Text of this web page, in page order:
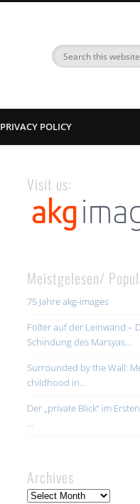
PRIVACY POLICY
Visit us:
Meistgelesen/
75 Jahre akg-images
Folter auf der Leinwand –
Schindung des Marsyas…
Surrounded by the Wall:
childhood in…
Der „private Blick“ im
…
Archives
Archives